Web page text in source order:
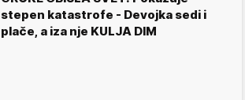
stepen katastrofe - Devojka sedi i
plače, a iza nje KULJA DIM